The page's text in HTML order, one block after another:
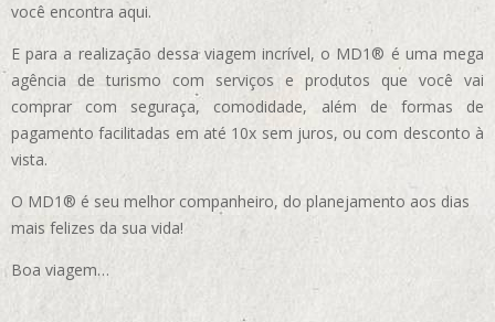
você encontra aqui.
E para a realização dessa viagem incrível, o MD1® é uma mega
agência de turismo com serviços e produtos que você vai
comprar com seguraça, comodidade, além de formas de
pagamento facilitadas em até 10x sem juros, ou com desconto à
vista.
O MD1® é seu melhor companheiro, do planejamento aos dias
mais felizes da sua vida!
Boa viagem…